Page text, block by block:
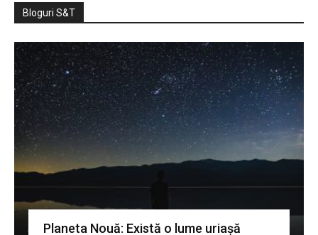
Bloguri S&T
Planeta Nouă: Există o lume uriașă